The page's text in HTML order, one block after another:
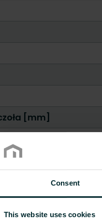
Consent
This website uses cookies
[mm]